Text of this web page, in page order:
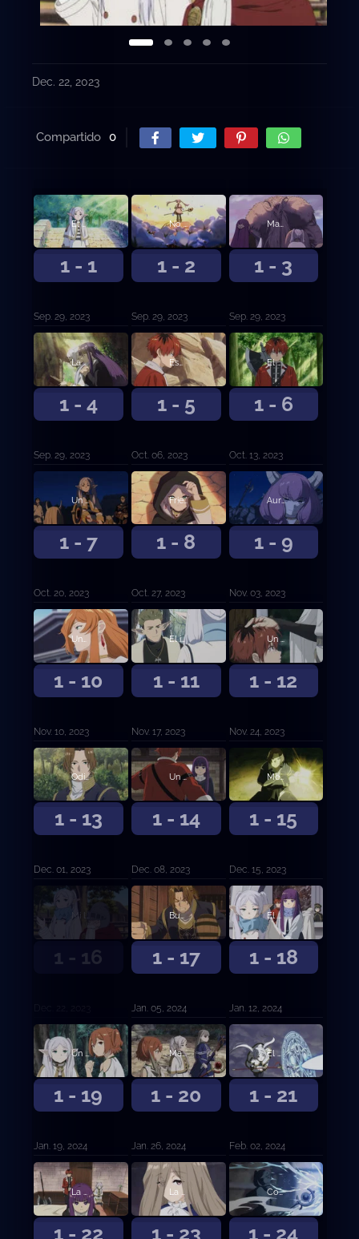
Dec. 22, 2023
Compartido 0
1 - 1
El fin de la aventura
Sep. 29, 2023
1 - 2
No tiene que ser magia...
Sep. 29, 2023
1 - 3
Magia asesina
Sep. 29, 2023
1 - 4
La Tierra donde descansan las Almas
Sep. 29, 2023
1 - 5
Espectros de los difuntos
Oct. 06, 2023
1 - 6
El héroe del pueblo
Oct. 13, 2023
1 - 7
Un cuento de hadas
Oct. 20, 2023
1 - 8
Frieren, la Asesina
Oct. 27, 2023
1 - 9
Aura, la Guillotina
Nov. 03, 2023
1 - 10
Una hechicera poderosa
Nov. 10, 2023
1 - 11
El invierno de los Países del Norte
Nov. 17, 2023
1 - 12
Un auténtico héroe
Nov. 24, 2023
1 - 13
Odio por los de tu especie
Dec. 01, 2023
1 - 14
Un privilegio de los jóvenes
Dec. 08, 2023
1 - 15
Me huele a problemas
Dec. 15, 2023
1 - 16 1 - 17
Bueno, que les vaya bien
Jan. 05, 2024
1 - 18
El Examen de Selección de Hechiceros de Primer Grado
Jan. 12, 2024
1 - 19
Un plan muy cuidadoso
Jan. 19, 2024
1 - 20
Matanzas necesarias
Jan. 26, 2024
1 - 21
El mundo de la magia
Feb. 02, 2024
1 - 22
La próxima vez seremos enemigos
1 - 23
La conquista del laberinto
1 - 24
Copias perfectas